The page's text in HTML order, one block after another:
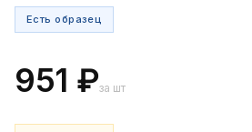
Есть образец
951 ₽за шт